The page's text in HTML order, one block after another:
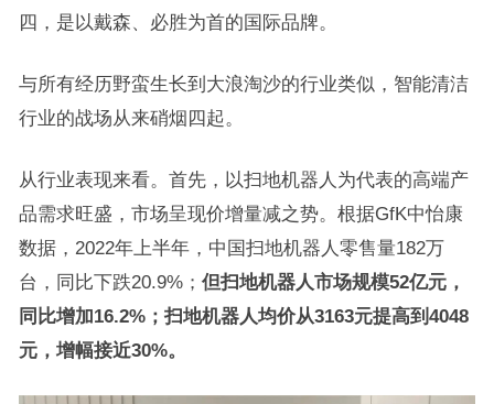
四，是以戴森、必胜为首的国际品牌。
与所有经历野蛮生长到大浪淘沙的行业类似，智能清洁
行业的战场从来硝烟四起。
从行业表现来看。首先，以扫地机器人为代表的高端产
品需求旺盛，市场呈现价增量减之势。根据GfK中怡康
数据，2022年上半年，中国扫地机器人零售量182万
台，同比下跌20.9%； 但扫地机器人市场规模52亿元，
同比增加16.2%；扫地机器人均价从3163元提高到4048
元，增幅接近30%。